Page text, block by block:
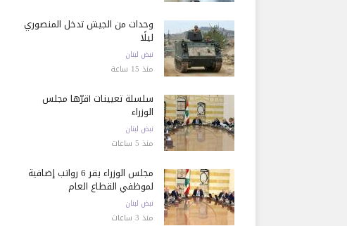
وحدات من الجيش تدخل المنصوري
ليلًا
نبض لبنان
منذ 15 ساعة
سلسلة تعيينات أقرّها مجلس
الوزراء
نبض لبنان
منذ 5 ساعات
مجلس الوزراء يقر 6 رواتب إضافية
لموظفي القطاع العام
نبض لبنان
منذ 3 ساعات